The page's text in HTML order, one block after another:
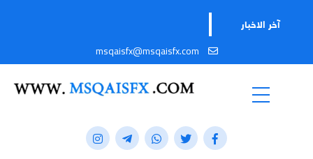
آخر الاخبار
msqaisfx@msqaisfx.com